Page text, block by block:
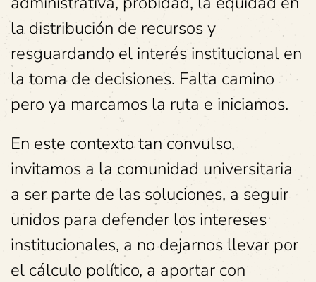
la distribución de recursos y
resguardando el interés institucional en
la toma de decisiones. Falta camino
pero ya marcamos la ruta e iniciamos.
En este contexto tan convulso,
invitamos a la comunidad universitaria
a ser parte de las soluciones, a seguir
unidos para defender los intereses
institucionales, a no dejarnos llevar por
el cálculo político, a aportar con